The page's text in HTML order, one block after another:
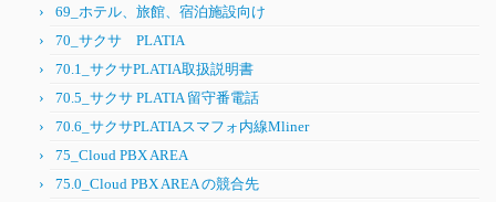
69_ホテル、旅館、宿泊施設向け
70_サクサ PLATIA
70.1_サクサPLATIA取扱説明書
70.5_サクサ PLATIA 留守番電話
70.6_サクサPLATIAスマフォ内線Mliner
75_Cloud PBX AREA
75.0_Cloud PBX AREA の競合先